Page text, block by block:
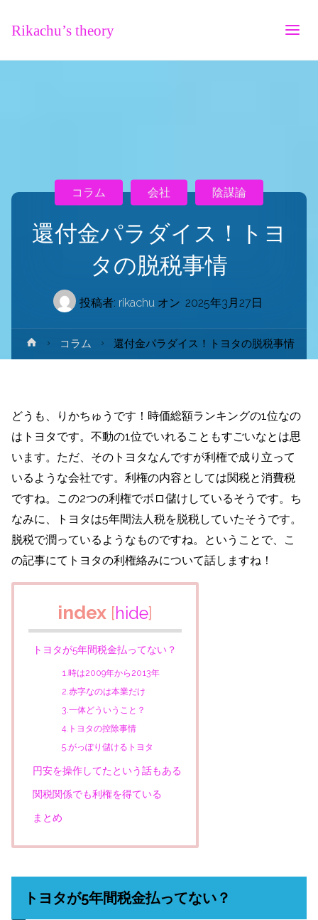
Rikachu’s theory
還付金パラダイス！トヨ
タの脱税事情
投稿者: rikachu オン 2025年3月27日
コラム 会社 陰謀論
ホ
ー
コラム 還付金パラダイス！トヨタの脱税事情
どうも、りかちゅうです！時価総額ランキングの1位なの
はトヨタです。不動の1位でいれることもすごいなとは思
います。ただ、そのトヨタなんですが利権で成り立って
いるような会社です。利権の内容としては関税と消費税
ですね。この2つの利権でボロ儲けしているそうです。ち
なみに、トヨタは5年間法人税を脱税していたそうです。
脱税で潤っているようなものですね。ということで、こ
の記事にてトヨタの利権絡みについて話しますね！
index [hide]
トヨタが5年間税金払ってない？
1.時は2009年から2013年
2.赤字なのは本業だけ
3.一体どういうこと？
4.トヨタの控除事情
5.がっぽり儲けるトヨタ
円安を操作してたという話もある
関税関係でも利権を得ている
まとめ
トヨタが5年間税金払ってない？